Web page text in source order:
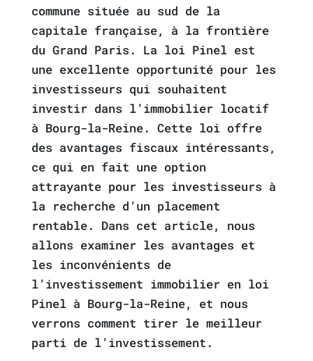
commune située au sud de la
capitale française, à la frontière
du Grand Paris. La loi Pinel est
une excellente opportunité pour les
investisseurs qui souhaitent
investir dans l’immobilier locatif
à Bourg-la-Reine. Cette loi offre
des avantages fiscaux intéressants,
ce qui en fait une option
attrayante pour les investisseurs à
la recherche d’un placement
rentable. Dans cet article, nous
allons examiner les avantages et
les inconvénients de
l’investissement immobilier en loi
Pinel à Bourg-la-Reine, et nous
verrons comment tirer le meilleur
parti de l’investissement.